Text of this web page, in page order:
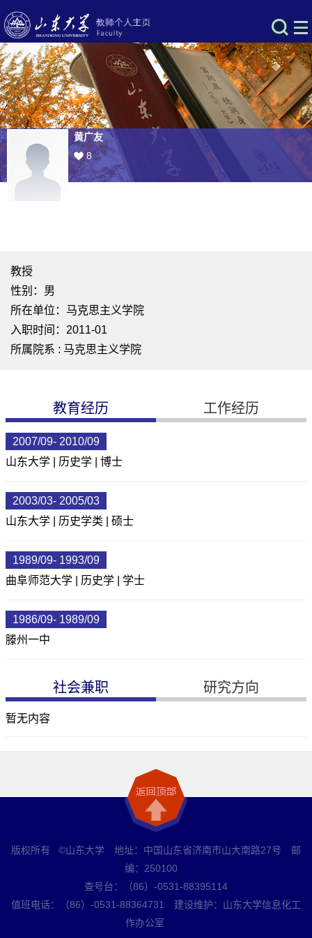
黄广友
8
教授
性别：男
所在单位：马克思主义学院
入职时间：2011-01
所属院系 : 马克思主义学院
教育经历 工作经历
2007/09- 2010/09
山东大学 | 历史学 | 博士
2003/03- 2005/03
山东大学 | 历史学类 | 硕士
1989/09- 1993/09
曲阜师范大学 | 历史学 | 学士
1986/09- 1989/09
滕州一中
社会兼职 研究方向
暂无内容
版权所有 ©山东大学 地址：中国山东省济南市山大南路27号 邮
编：250100
查号台：（86）-0531-88395114
值班电话：（86）-0531-88364731 建设维护：山东大学信息化工
作办公室